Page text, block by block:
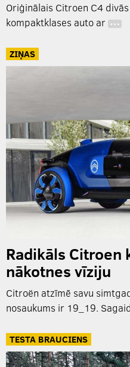
Oriģinālais Citroen C4
kompaktklases auto ar …
ZIŅAS
Radikāls Citroen
nākotnes vīziju
Citroën atzīmē savu
nosaukums ir 19_19.
TESTA BRAUCIENS